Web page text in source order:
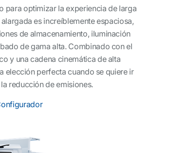
para optimizar la experiencia de larga
es increíblemente espaciosa,
de almacenamiento, iluminación
de gama alta. Combinado con el
y una cadena cinemática de alta
elección perfecta cuando se quiere ir
reducción de emisiones.